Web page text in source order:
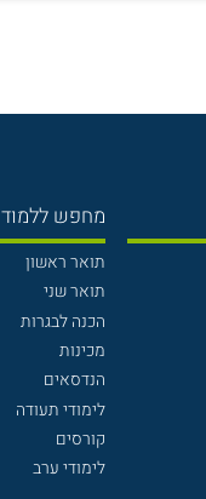
מחפש ללמוד
תואר ראשון
תואר שני
הכנה לבגרות
מכינות
הנדסאים
לימודי תעודה
קורסים
לימודי ערב